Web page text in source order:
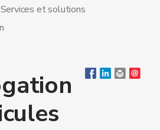
Services et solutions